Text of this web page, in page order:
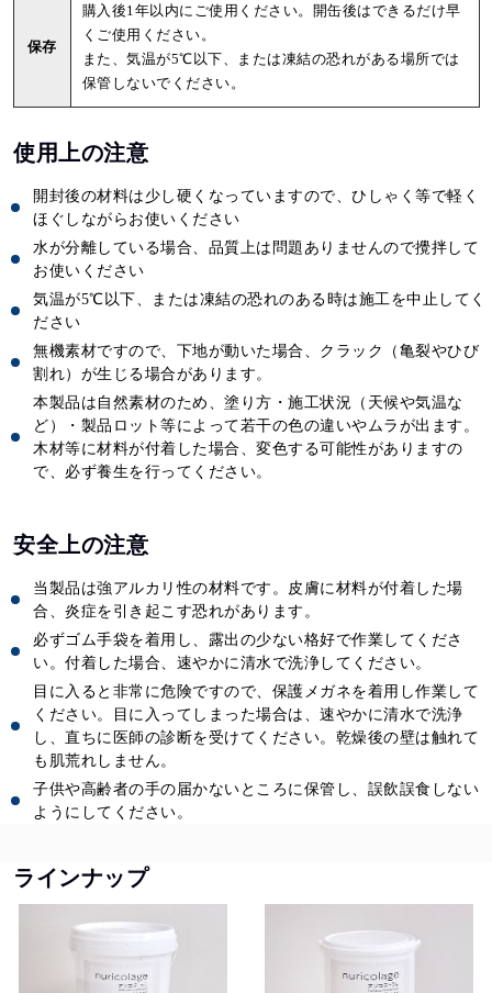
保存
購入後1年以内にご使用ください。開缶後はできるだけ早
くご使用ください。
また、気温が5℃以下、または凍結の恐れがある場所では
保管しないでください。
使用上の注意
開封後の材料は少し硬くなっていますので、ひしゃく等で軽く
ほぐしながらお使いください
水が分離している場合、品質上は問題ありませんので攪拌して
お使いください
気温が5℃以下、または凍結の恐れのある時は施工を中止してく
ださい
無機素材ですので、下地が動いた場合、クラック（亀裂やひび
割れ）が生じる場合があります。
本製品は自然素材のため、塗り方・施工状況（天候や気温な
ど）・製品ロット等によって若干の色の違いやムラが出ます。
木材等に材料が付着した場合、変色する可能性がありますの
で、必ず養生を行ってください。
安全上の注意
当製品は強アルカリ性の材料です。皮膚に材料が付着した場
合、炎症を引き起こす恐れがあります。
必ずゴム手袋を着用し、露出の少ない格好で作業してくださ
い。付着した場合、速やかに清水で洗浄してください。
目に入ると非常に危険ですので、保護メガネを着用し作業して
ください。目に入ってしまった場合は、速やかに清水で洗浄
し、直ちに医師の診断を受けてください。乾燥後の壁は触れて
も肌荒れしません。
子供や高齢者の手の届かないところに保管し、誤飲誤食しない
ようにしてください。
ラインナップ